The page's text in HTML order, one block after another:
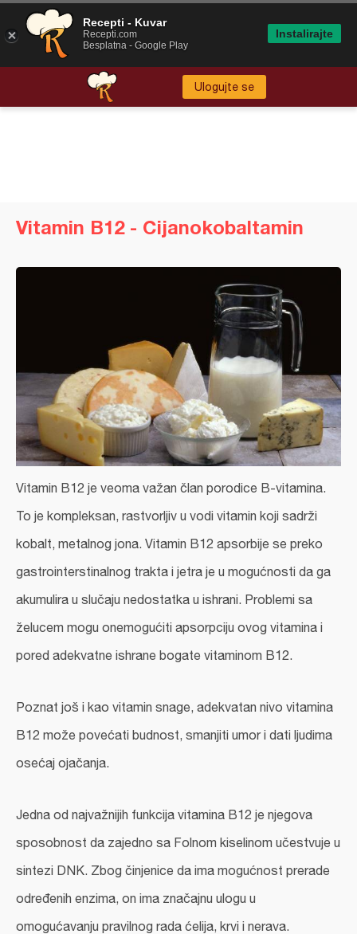
Ulogujte se
Vitamin B12 - Cijanokobaltamin
Vitamin B12 je veoma važan član porodice B-vitamina.
To je kompleksan, rastvorljiv u vodi vitamin koji sadrži
kobalt, metalnog jona. Vitamin B12 apsorbije se preko
gastrointerstinalnog trakta i jetra je u mogućnosti da ga
akumulira u slučaju nedostatka u ishrani. Problemi sa
želucem mogu onemogućiti apsorpciju ovog vitamina i
pored adekvatne ishrane bogate vitaminom B12.
Poznat još i kao vitamin snage, adekvatan nivo vitamina
B12 može povećati budnost, smanjiti umor i dati ljudima
osećaj ojačanja.
Jedna od najvažnijih funkcija vitamina B12 je njegova
sposobnost da zajedno sa Folnom kiselinom učestvuje u
sintezi DNK. Zbog činjenice da ima mogućnost prerade
određenih enzima, on ima značajnu ulogu u
omogućavanju pravilnog rada ćelija, krvi i nerava.
Recepti - Kuvar
Recepti.com
Besplatna - Google Play
Instalirajte